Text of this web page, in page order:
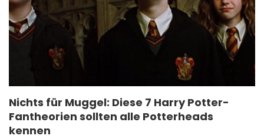
Nichts für Muggel: Diese 7 Harry Potter-
Fantheorien sollten alle Potterheads
kennen